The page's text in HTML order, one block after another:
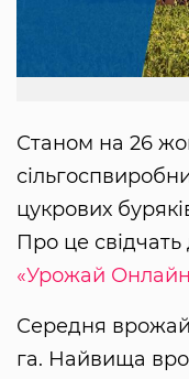
Станом на 26
цукрових
Про це свідчать
«Урожай
Середня
га. Найвища